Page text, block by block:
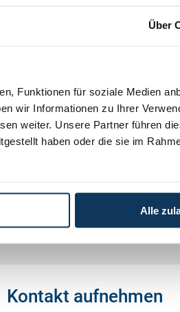
Über
Funktionen für soziale Medien
wir Informationen zu Ihrer
weiter. Unsere Partner führen
haben oder die sie im
Alle
Arzneimittelrecht
Kontakt aufnehmen